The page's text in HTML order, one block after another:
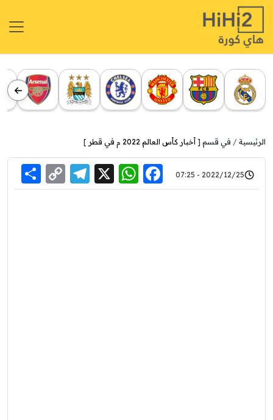
الرئيسية في قسم [ أخبار كأس العالم 2022 م في قطر ]
2022/12/25 - 07:25
Facebook
WhatsApp
X
Link